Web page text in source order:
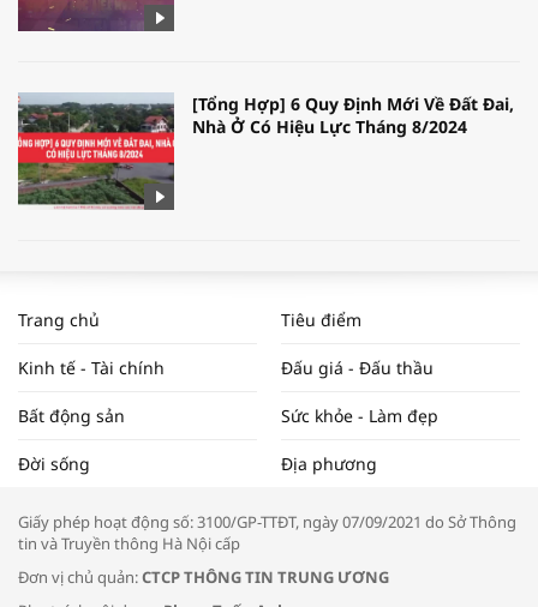
[Tổng Hợp] 6 Quy Định Mới Về Đất Đai,
Nhà Ở Có Hiệu Lực Tháng 8/2024
NAM NĂM 2024 VÀ NĂM 2025 | NHỊP
ĐẬP THỊ TRƯỜNG #62
Tọa đàm “Xúc tiến thương mại: Khơi
Trang chủ Tiêu điểm
Kinh tế - Tài chính Đấu giá - Đấu thầu
Bất động sản Sức khỏe - Làm đẹp
Đời sống Địa phương
Giấy phép hoạt động số: 3100/GP-TTĐT, ngày 07/09/2021 do Sở Thông
tin và Truyền thông Hà Nội cấp
Đơn vị chủ quản:CTCP THÔNG TIN TRUNG ƯƠNG